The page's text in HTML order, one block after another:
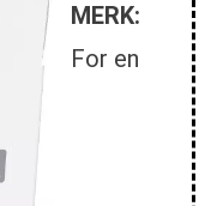
MERK:
For en